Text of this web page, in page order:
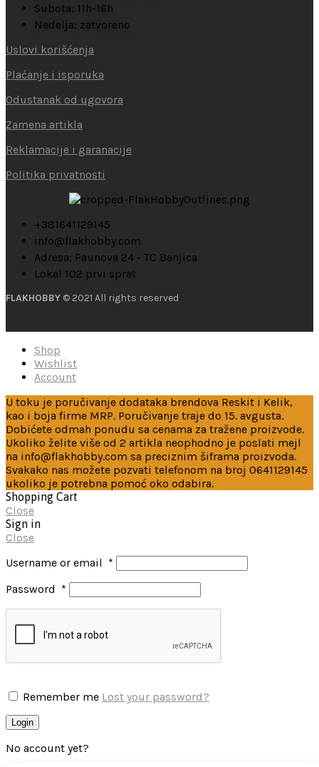
Subota: 11h-16h
Nedelja: zatvoreno
Uslovi korišćenja
Plaćanje i isporuka
Odustanak od ugovora
Zamena artikla
Reklamacije i garanacije
Politika privatnosti
+381641129145
info@flakhobby.com
Adresa: Paunova 24 - TC Banjica
Lokal 102 prvi sprat
FLAKHOBBY © 2021 All rights reserved
Shop
Wishlist
Account
U toku je poručivanje dodataka brendova Reskit i Kelik,
kao i boja firme MRP. Poručivanje traje do 15. avgusta.
Dobićete odmah ponudu sa cenama za tražene proizvode.
Ukoliko želite više od 2 artikla neophodno je poslati mejl
na info@flakhobby.com sa preciznim šiframa proizvoda.
Svakako nas možete pozvati telefonom na broj 0641129145
ukoliko je potrebna pomoć oko odabira.
Shopping Cart
Close
Sign in
Close
Username or email *
Password *
Remember me Lost your password?
Login
No account yet?